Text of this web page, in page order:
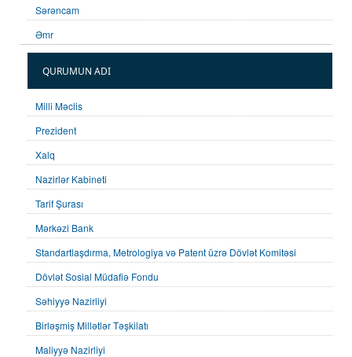
Sərəncam
Əmr
QURUMUN ADI
Milli Məclis
Prezident
Xalq
Nazirlər Kabineti
Tarif Şurası
Mərkəzi Bank
Standartlaşdırma, Metrologiya və Patent üzrə Dövlət Komitəsi
Dövlət Sosial Müdafiə Fondu
Səhiyyə Nazirliyi
Birləşmiş Millətlər Təşkilatı
Maliyyə Nazirliyi